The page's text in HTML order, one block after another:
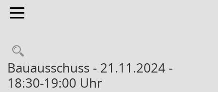
Toggle navigation
Bauausschuss - 21.11.2024 -
18:30-19:00 Uhr